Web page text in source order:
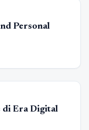
Personal
di Era Digital